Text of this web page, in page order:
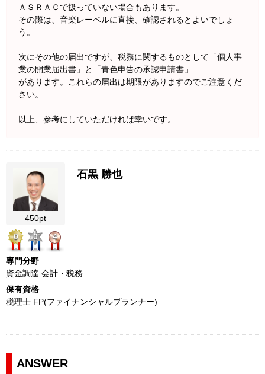
ＡＳＲＡＣで扱っていない場合もあります。
その際は、音楽レーベルに直接、確認されるとよいでしょ
う。
次にその他の届出ですが、税務に関するものとして「個人事
業の開業届出書」と「青色申告の承認申請書」
があります。これらの届出は期限がありますのでご注意くだ
さい。
以上、参考にしていただければ幸いです。
450pt
0
0 4
石黒 勝也
専門分野
資金調達 会計・税務
保有資格
税理士 FP(ファイナンシャルプランナー)
ANSWER